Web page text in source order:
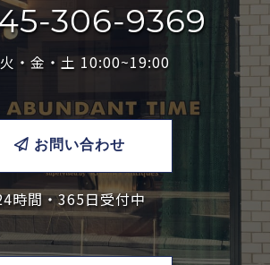
306-9369
・金・土 10:00~19:00
お問い合わせ
時間・365日受付中